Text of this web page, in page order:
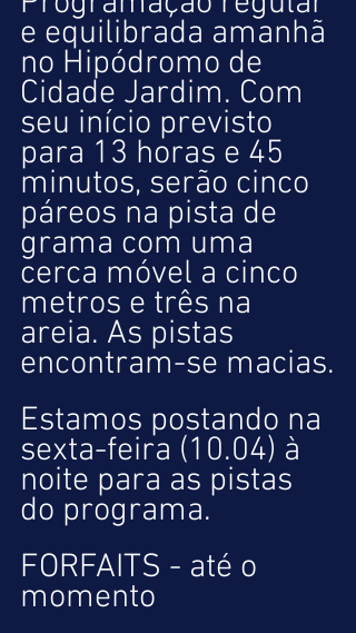
e equilibrada amanhã
no Hipódromo de
Cidade Jardim. Com
seu início previsto
para 13 horas e 45
minutos, serão cinco
páreos na pista de
grama com uma
cerca móvel a cinco
metros e três na
areia. As pistas
encontram-se macias.
Estamos postando na
sexta-feira (10.04) à
noite para as pistas
do programa.
FORFAITS - até o
momento